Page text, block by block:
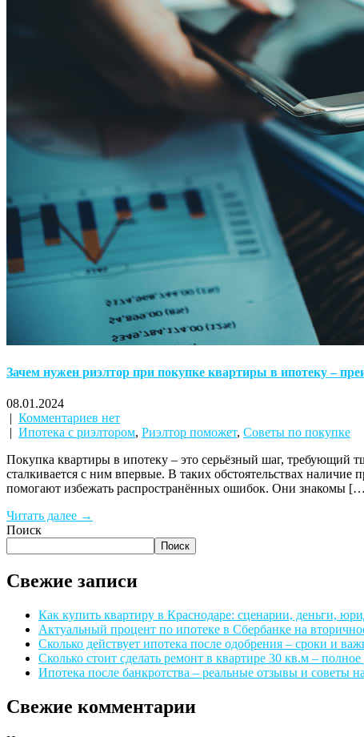
Зачем нужен риэлтор при покупке квартиры в ипотеку –
08.01.2024
| Комментариев нет
| Ипотека с риэлтором, Риэлтор поможет, Советы по покупке
Покупка квартиры в ипотеку – это серьёзный шаг, требующий
сталкивается с ним впервые. В таких обстоятельствах
помогают избежать распространённых ошибок. Они знакомы
Читать далее →
Поиск
Поиск
Свежие записи
Как купить квартиру в Краснодаре: сценарии, деньги,
Актуальный процент по ипотеке в Сбербанке на
Сколько действует ипотека после одобрения – сроки и
Сколько стоит сделать ремонт в квартире 30 кв.м –
Ипотека после банкротства – реальные отзывы и советы
Свежие комментарии